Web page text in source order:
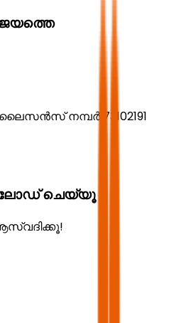
നമ്പർ 73102191
ചെയ്യൂ